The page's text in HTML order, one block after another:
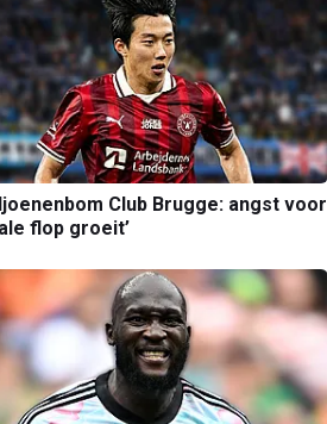
Club Brugge: angst voor
flop groeit’